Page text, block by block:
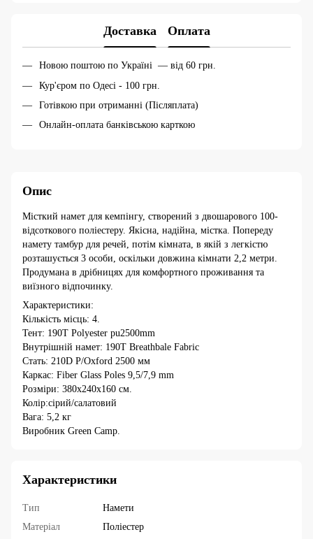
Доставка Оплата
Новою поштою по Україні — від 60 грн.
Кур'єром по Одесі - 100 грн.
Готівкою при отриманні (Післяплата)
Онлайн-оплата банківською карткою
Опис
Місткий намет для кемпінгу, створений з двошарового 100-
відсоткового поліестеру. Якісна, надійна, містка. Попереду
намету тамбур для речей, потім кімната, в якій з легкістю
розташується 3 особи, оскільки довжина кімнати 2,2 метри.
Продумана в дрібницях для комфортного проживання та
виїзного відпочинку.
Характеристики:
Кількість місць: 4.
Тент: 190T Polyester pu2500mm
Внутрішній намет: 190T Breathbale Fabric
Стать: 210D P/Oxford 2500 мм
Каркас: Fiber Glass Poles 9,5/7,9 mm
Розміри: 380х240х160 см.
Колір:сірий/салатовий
Вага: 5,2 кг
Виробник Green Camp.
Характеристики
Тип
Намети
Матеріал
Поліестер